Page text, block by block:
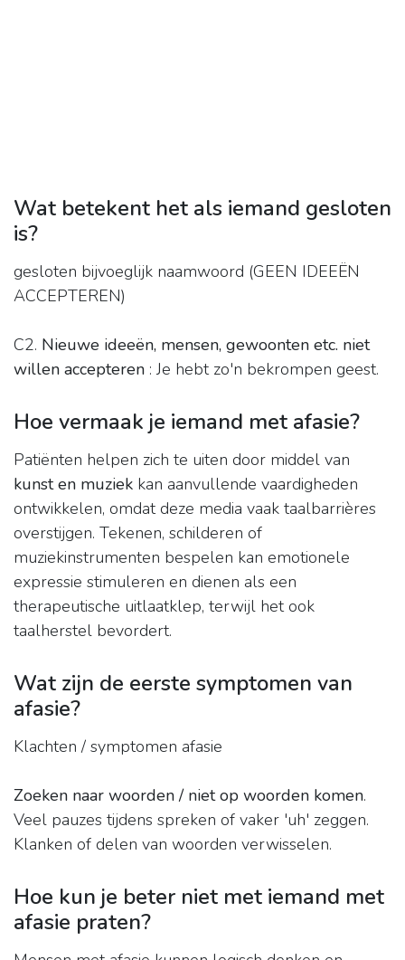
Wat betekent het als iemand gesloten
is?
gesloten bijvoeglijk naamwoord (GEEN IDEEËN
ACCEPTEREN)
C2. Nieuwe ideeën, mensen, gewoonten etc. niet
willen accepteren : Je hebt zo'n bekrompen geest.
Hoe vermaak je iemand met afasie?
Patiënten helpen zich te uiten door middel van
kunst en muziek kan aanvullende vaardigheden
ontwikkelen, omdat deze media vaak taalbarrières
overstijgen. Tekenen, schilderen of
muziekinstrumenten bespelen kan emotionele
expressie stimuleren en dienen als een
therapeutische uitlaatklep, terwijl het ook
taalherstel bevordert.
Wat zijn de eerste symptomen van
afasie?
Klachten / symptomen afasie
Zoeken naar woorden / niet op woorden komen.
Veel pauzes tijdens spreken of vaker 'uh' zeggen.
Klanken of delen van woorden verwisselen.
Hoe kun je beter niet met iemand met
afasie praten?